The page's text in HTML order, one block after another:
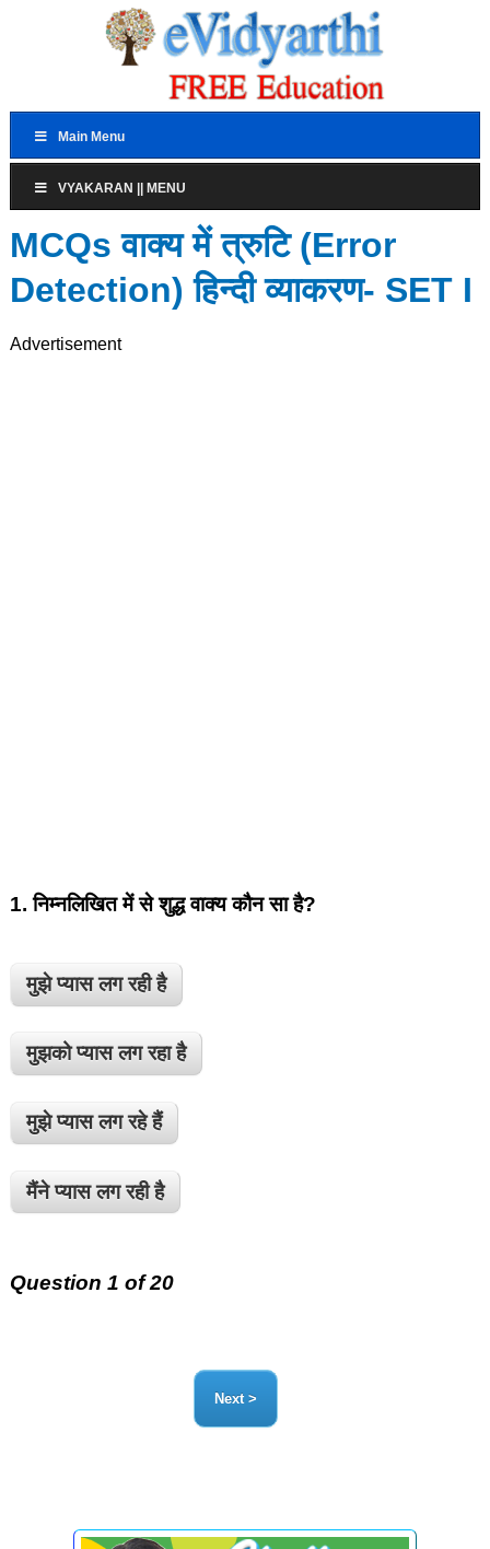
Main Menu
VYAKARAN || MENU
MCQs वाक्य में त्रुटि (Error
Detection) हिन्दी व्याकरण- SET I
Advertisement
1.निम्नलिखित में से शुद्ध वाक्य कौन सा है?
मुझे प्यास लग रही है
मुझको प्यास लग रहा है
मुझे प्यास लग रहे हैं
मैंने प्यास लग रही है
Question 1 of 20